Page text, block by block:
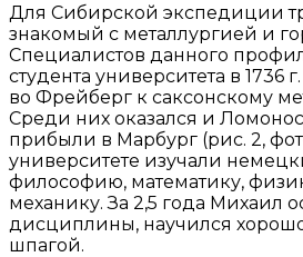
Для Сибирской экспедиции
знакомый с металлургией и
Специалистов данного
студента университета в 1736
во Фрейберг к саксонскому
Среди них оказался и
прибыли в Марбург (рис. 2,
университете изучали
философию, математику,
механику. За 2,5 года Михаил
дисциплины, научился
шпагой.